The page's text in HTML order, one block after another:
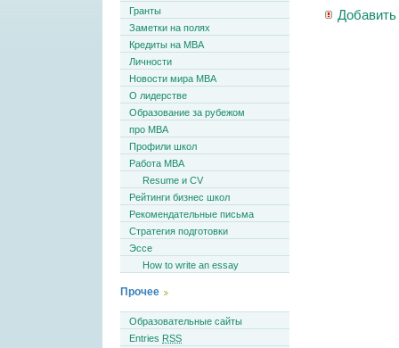
Гранты
Заметки на полях
Кредиты на MBA
Личности
Новости мира MBA
О лидерстве
Образование за рубежом
про MBA
Профили школ
Работа MBA
Resume и CV
Рейтинги бизнес школ
Рекомендательные письма
Стратегия подготовки
Эссе
How to write an essay
Прочее
Образовательные сайты
Entries RSS